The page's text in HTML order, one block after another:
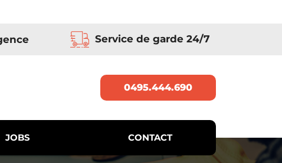
0495.444.690
Service de garde 24/7
JOBS CONTACT